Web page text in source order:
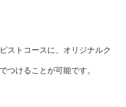
ストコースに、オリジナルク
つけることが可能です。